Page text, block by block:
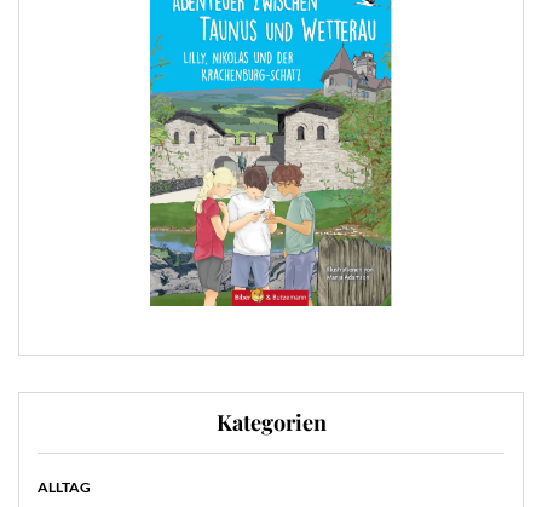
Kategorien
ALLTAG